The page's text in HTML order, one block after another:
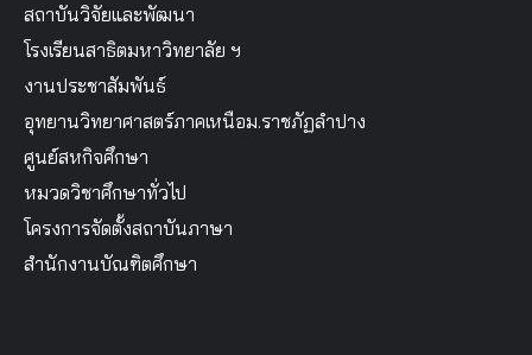
สถาบันวิจัยและพัฒนา
โรงเรียนสาธิตมหาวิทยาลัย ฯ
งานประชาสัมพันธ์
อุทยานวิทยาศาสตร์ภาคเหนือม.ราชภัฏลำปาง
ศูนย์สหกิจศึกษา
หมวดวิชาศึกษาทั่วไป
โครงการจัดตั้งสถาบันภาษา
สำนักงานบัณฑิตศึกษา